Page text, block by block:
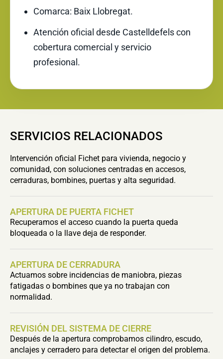
Comarca: Baix Llobregat.
Atención oficial desde Castelldefels con
cobertura comercial y servicio
profesional.
SERVICIOS RELACIONADOS
Intervención oficial Fichet para vivienda, negocio y
comunidad, con soluciones centradas en accesos,
cerraduras, bombines, puertas y alta seguridad.
APERTURA DE PUERTA FICHET
Recuperamos el acceso cuando la puerta queda
bloqueada o la llave deja de responder.
APERTURA DE CERRADURA
Actuamos sobre incidencias de maniobra, piezas
fatigadas o bombines que ya no trabajan con
normalidad.
REVISIÓN DEL SISTEMA DE CIERRE
Después de la apertura comprobamos cilindro, escudo,
anclajes y cerradero para detectar el origen del problema.